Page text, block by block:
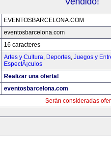
EVENTOSBARCELONA.COM
eventosbarcelona.com
16 caracteres
Artes y Cultura, Deportes, Juegos y
EspectÃ¡culos
Realizar una oferta!
eventosbarcelona.com
Serán consideradas